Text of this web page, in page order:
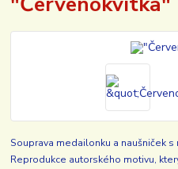
Souprava medailonku a naušniček
Reprodukce autorského motivu,